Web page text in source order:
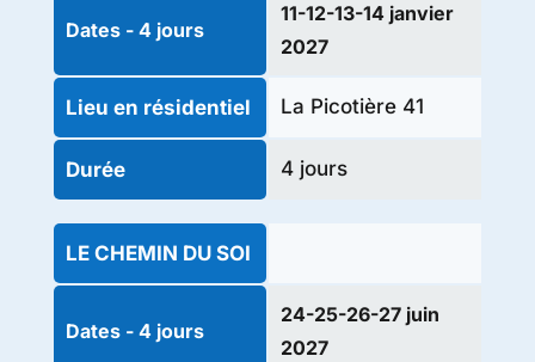
Dates - 4 jours
Lieu en résidentiel
Durée
11-12-13-14 janvier
2027
La Picotière 41
4 jours
LE CHEMIN DU SOI
Dates - 4 jours
24-25-26-27 juin
2027